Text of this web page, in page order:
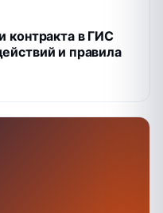
контракта в ГИС
и правила